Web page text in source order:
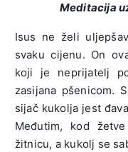
Meditacija
Isus ne želi
svaku cijenu. On
koji je neprijatelj
zasijana pšenicom.
sijač kukolja jest
Međutim, kod
žitnicu, a kukolj se